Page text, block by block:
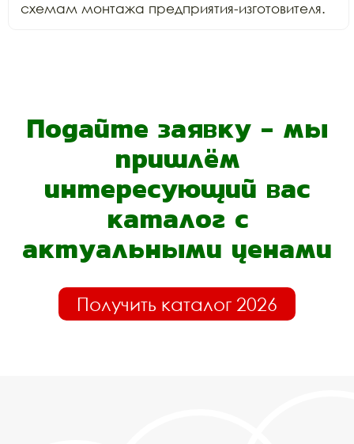
схемам монтажа предприятия-изготовителя.
Подайте заявку - мы
пришлём
интересующий вас
каталог с
актуальными ценами
Получить каталог 2026